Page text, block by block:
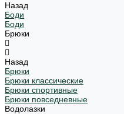
Назад
Боди
Боди
Брюки
Назад
Брюки
Брюки классические
Брюки спортивные
Брюки повседневные
Водолазки